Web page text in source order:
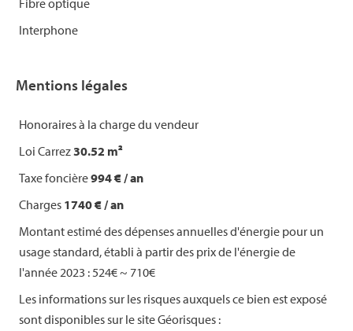
Fibre optique
Interphone
Mentions légales
Honoraires à la charge du vendeur
Loi Carrez30.52 m²
Taxe foncière994 € / an
Charges 1740 € / an
Montant estimé des dépenses annuelles d'énergie pour un
usage standard, établi à partir des prix de l'énergie de
l'année 2023 : 524€ ~ 710€
Les informations sur les risques auxquels ce bien est exposé
sont disponibles sur le site Géorisques :